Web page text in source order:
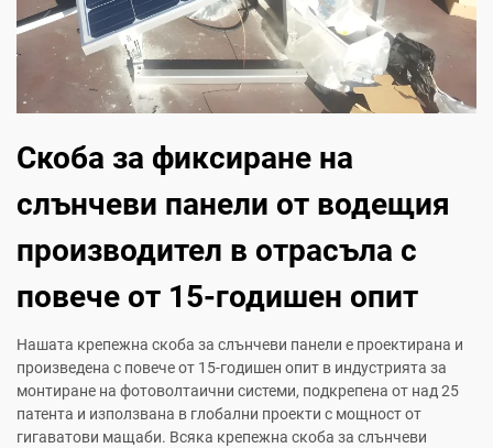
Скоба за фиксиране на
слънчеви панели от водещия
производител в отрасъла с
повече от 15-годишен опит
Нашата крепежна скоба за слънчеви панели е проектирана и
произведена с повече от 15-годишен опит в индустрията за
монтиране на фотоволтаични системи, подкрепена от над 25
патента и използвана в глобални проекти с мощност от
гигаватови мащаби. Всяка крепежна скоба за слънчеви